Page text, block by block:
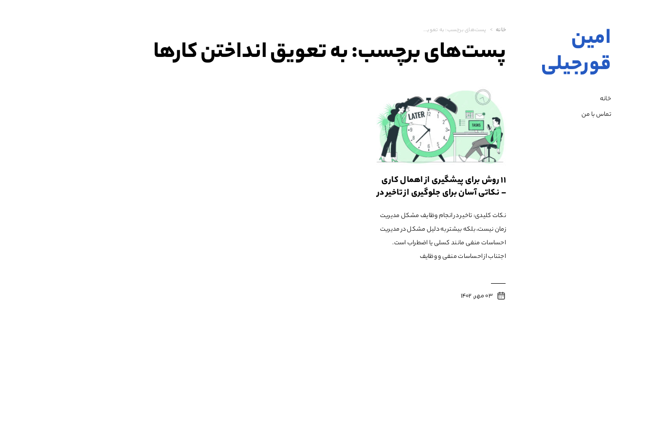
امین
قورجیلی
خانه
تماس با من
خانه پست‌های برچسب: به تعویق انداختن کارها
پست‌های برچسب:به تعویق انداختن کارها
۱۱ روش برای پیشگیری از اهمال کاری
– نکاتی آسان برای جلوگیری از تاخیر در
نکات کلیدی: تاخیر در انجام وظایف مشکل مدیریت
زمان نیست، بلکه بیشتر به دلیل مشکل در مدیریت
احساسات منفی مانند کسلی یا اضطراب است.
اجتناب از احساسات منفی و وظایف
03 مهر, 1402